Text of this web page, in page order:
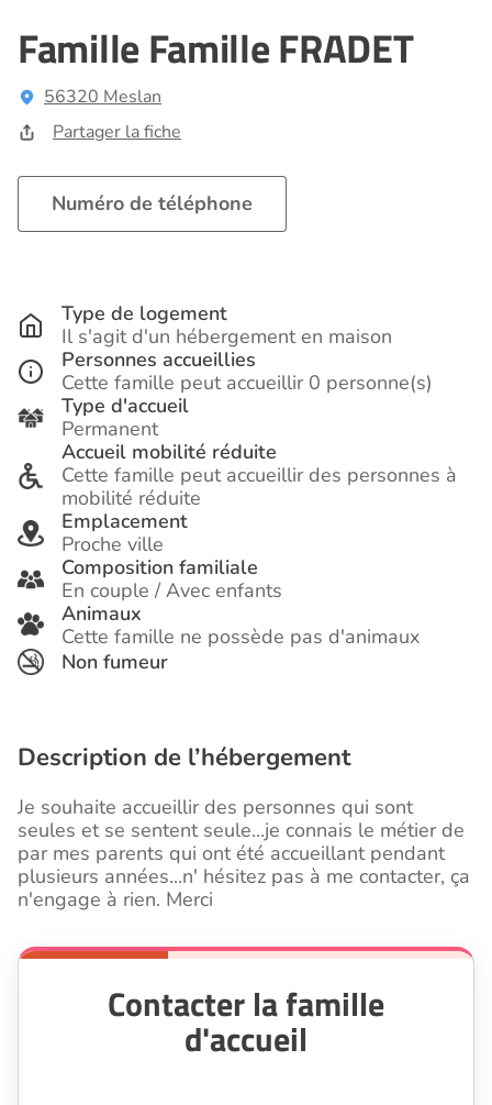
Famille Famille FRADET
56320 Meslan
Partager la fiche
Numéro de téléphone
Type de logement
Il s'agit d'un hébergement en maison
Personnes accueillies
Cette famille peut accueillir 0 personne(s)
Type d'accueil
Permanent
Accueil mobilité réduite
Cette famille peut accueillir des personnes à
mobilité réduite
Emplacement
Proche ville
Composition familiale
En couple / Avec enfants
Animaux
Cette famille ne possède pas d'animaux
Non fumeur
Description de l’hébergement
Je souhaite accueillir des personnes qui sont
seules et se sentent seule...je connais le métier de
par mes parents qui ont été accueillant pendant
plusieurs années...n' hésitez pas à me contacter, ça
n'engage à rien. Merci
Contacter la famille
d'accueil